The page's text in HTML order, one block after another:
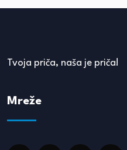
Tvoja priča, naša je priča!
Mreže